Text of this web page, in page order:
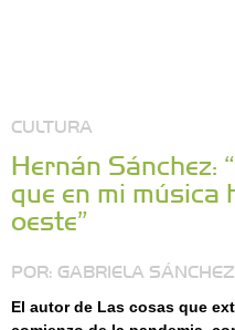
CULTURA
Hernán Sánchez:
que en mi música
oeste”
POR: GABRIELA
El autor de Las cosas que